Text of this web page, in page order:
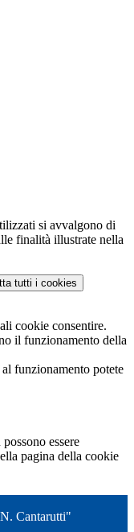
si avvalgono di
finalità illustrate nella
tutti i cookies
cookie consentire.
il funzionamento della
funzionamento potete
essere
pagina della cookie
Cantarutti"